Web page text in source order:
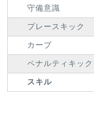
守備意識
プレースキック
カーブ
ペナルティキック
スキル